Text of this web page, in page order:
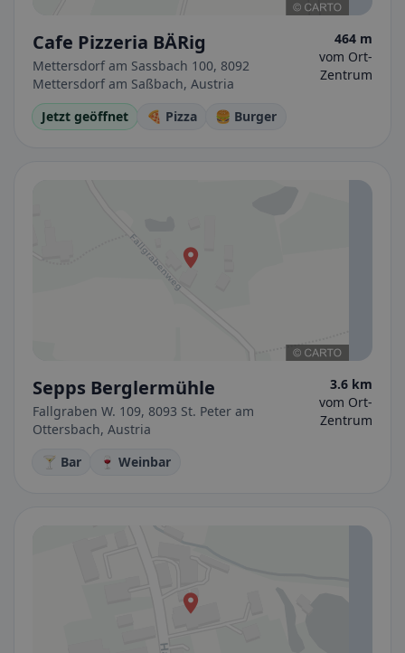
Cafe Pizzeria BÄRig
Mettersdorf am Sassbach 100, 8092
Mettersdorf am Saßbach, Austria
464 m
vom Ort-
Zentrum
Jetzt geöffnet 🍕 Pizza 🍔 Burger
Sepps Berglermühle
Fallgraben W. 109, 8093 St. Peter am
Ottersbach, Austria
3.6 km
vom Ort-
Zentrum
🍸 Bar 🍷 Weinbar